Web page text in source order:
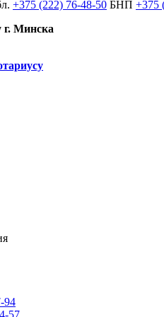
+375 (222) 76-48-50 БНП +375
г. Минска
94
57